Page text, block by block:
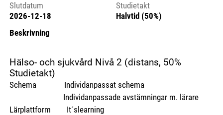
Slutdatum
2026-12-18
Studietakt
Halvtid (50%)
Beskrivning
Hälso- och sjukvård Nivå 2 (distans, 50%
Studietakt)
Schema Individanpassat schema
Individanpassade avstämningar m. lärare
Lärplattform It´slearning